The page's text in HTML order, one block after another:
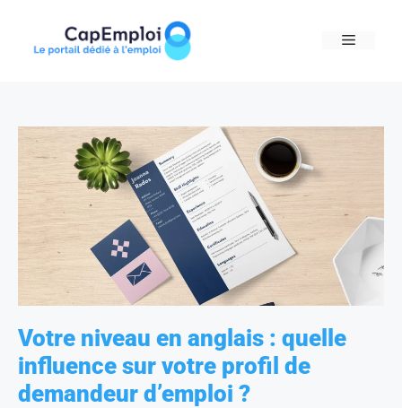
content
MENU
Votre niveau en anglais : quelle
influence sur votre profil de
demandeur d’emploi ?